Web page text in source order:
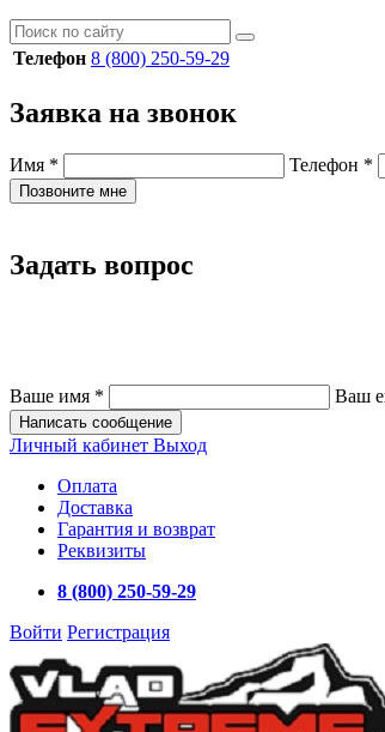
Телефон 8 (800) 250-59-29
Заявка на звонок
Имя * Телефон *
Позвоните мне
Задать вопрос
Ваше имя * Ваш
Написать сообщение
Личный кабинет Выход
Оплата
Доставка
Гарантия и возврат
Реквизиты
8 (800) 250-59-29
Войти Регистрация